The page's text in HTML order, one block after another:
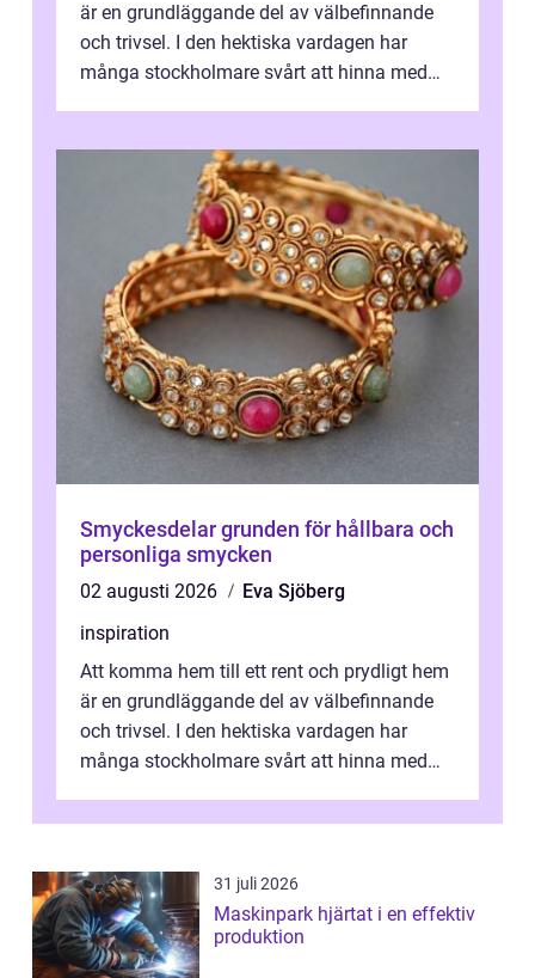
är en grundläggande del av välbefinnande
och trivsel. I den hektiska vardagen har
många stockholmare svårt att hinna med
Smyckesdelar grunden för hållbara och
personliga smycken
02 augusti 2026
Eva Sjöberg
inspiration
Att komma hem till ett rent och prydligt hem
är en grundläggande del av välbefinnande
och trivsel. I den hektiska vardagen har
många stockholmare svårt att hinna med
31 juli 2026
Maskinpark hjärtat i en effektiv
produktion